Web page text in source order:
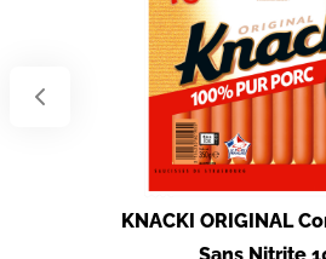
KNACKI ORIGINAL